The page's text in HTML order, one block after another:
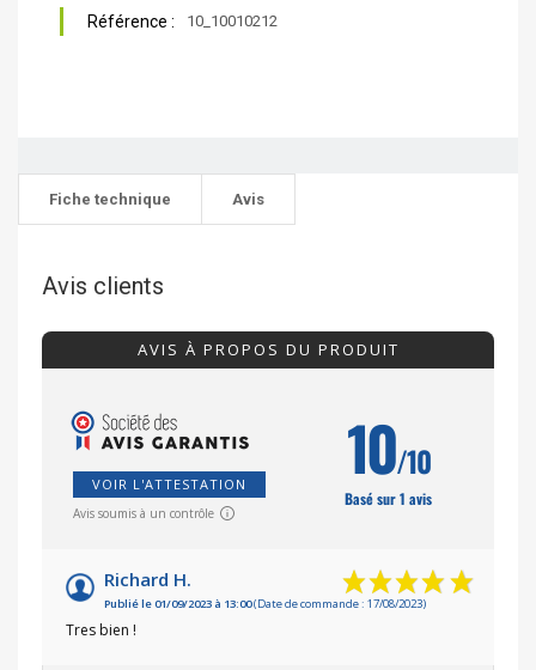
Référence : 10_10010212
Fiche technique Avis
Avis clients
AVIS À PROPOS DU PRODUIT
VOIR L'ATTESTATION
Avis soumis à un contrôle
10/10
Basé sur 1 avis
Richard H.
Publié le 01/09/2023 à 13:00(Date de commande : 17/08/2023)
Tres bien !